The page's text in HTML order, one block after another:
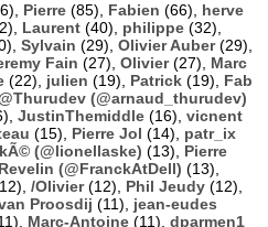
Pierre (85), Fabien (66), herve
Laurent (40), philippe (32),
Sylvain (29), Olivier Auber(29),
Fain (27), Olivier(27), Marc
(22), julien (19), Patrick (19), Fab
(@arnaud_thurudev)
JustinThemiddle (16), vicnent
(15), Pierre Jol (14), patr_ix
(@lionellaske) (13), Pierre
(@FranckAtDell) (13),
/Olivier(12), Phil Jeudy (12),
Proosdij (11), jean-eudes
Marc-Antoine (11), dparmen1